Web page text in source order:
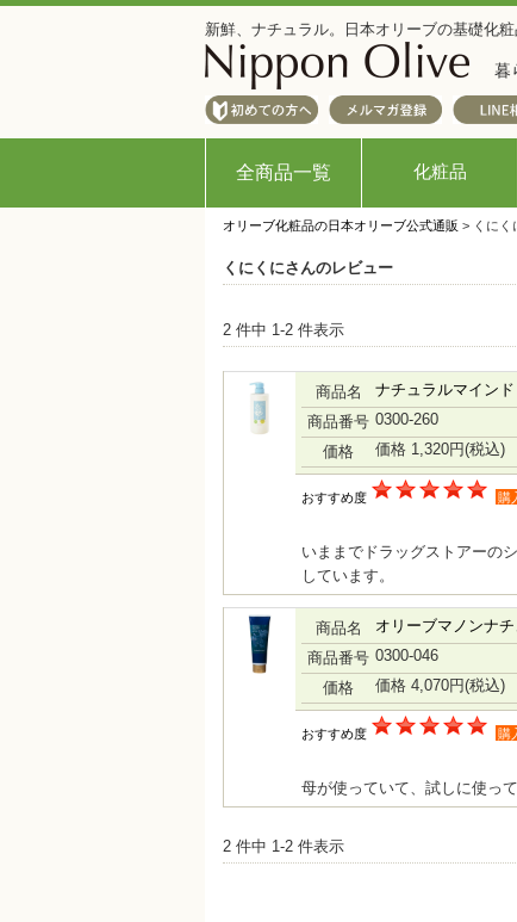
新鮮、ナチュラル。日本オリーブの基礎化
暮
全商品一覧 化粧品
オリーブ化粧品の日本オリーブ公式通販 > くにく
くにくにさんのレビュー
2 件中 1-2 件表示
商品名
ナチュラルマイン
商品番号 0300-260
価格
価格 1,320円(税込)
おすすめ度 購
いままでドラッグストアーの
しています。
商品名
オリーブマノンナ
商品番号 0300-046
価格
価格 4,070円(税込)
おすすめ度 購
母が使っていて、試しに使っ
2 件中 1-2 件表示